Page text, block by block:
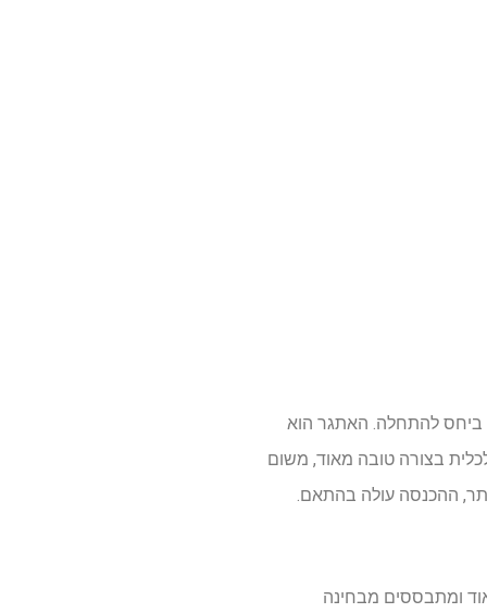
ביחס להתחלה. האתגר הוא
בצורה טובה מאוד, משום
ההכנסה עולה בהתאם.
ומתבססים מבחינה